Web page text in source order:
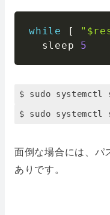
while [
  sleep
5
$ sudo systemctl
$ sudo
面倒な場合には、パ
ありです。